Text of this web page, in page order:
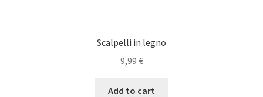
Scalpelli in legno
9,99 €
Add to cart